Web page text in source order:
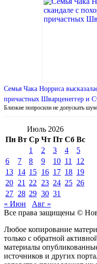
Семья Чака Норриса
причастных Шварценеггер и
Близкие попросили не допускать
Июль 2026
Пн Вт Ср Чт Пт Сб Вс
1
2 3 4
5
6
7 8 9 10 11
12
13 14 15 16 17 18 19
20 21 22 23 24 25 26
27 28 29 30 31
« Июн
Авг »
Все права защищены ©
Любое копирование
только с обратной
материалы
источников и других